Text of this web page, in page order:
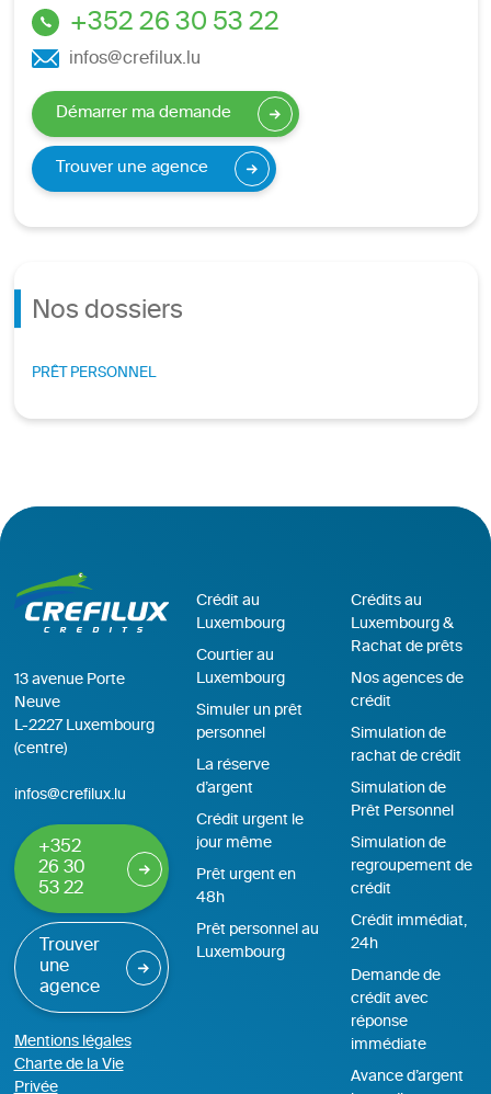
+352 26 30 53 22
infos@crefilux.lu
Démarrer ma demande
Trouver une agence
Nos dossiers
PRÊT PERSONNEL
13 avenue Porte
Neuve
L-2227 Luxembourg
(centre)
infos@crefilux.lu
+352
26 30
53 22
Trouver
une
agence
Mentions légales
Charte de la Vie
Privée
Crédit au
Luxembourg
Courtier au
Luxembourg
Simuler un prêt
personnel
La réserve
d’argent
Crédit urgent le
jour même
Prêt urgent en
48h
Prêt personnel au
Luxembourg
Crédits au
Luxembourg &
Rachat de prêts
Nos agences de
crédit
Simulation de
rachat de crédit
Simulation de
Prêt Personnel
Simulation de
regroupement de
crédit
Crédit immédiat,
24h
Demande de
crédit avec
réponse
immédiate
Avance d’argent